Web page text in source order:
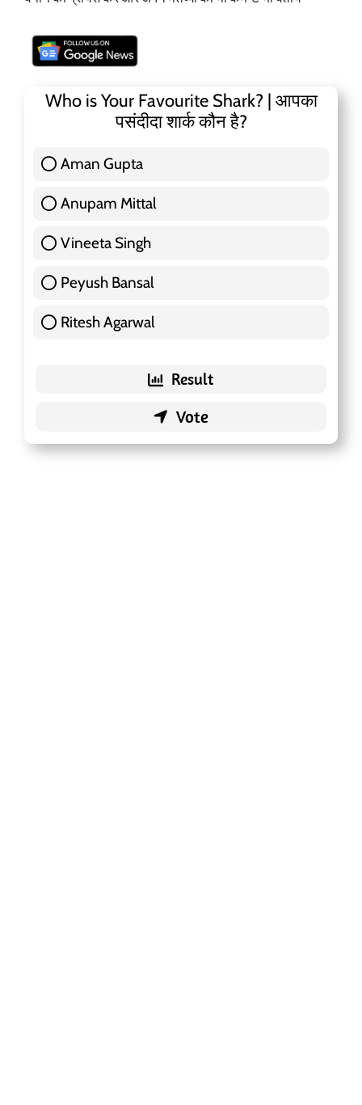
Who is Your Favourite Shark? | आपका
पसंदीदा शार्क कौन है?
Aman Gupta
Anupam Mittal
Vineeta Singh
Peyush Bansal
Ritesh Agarwal